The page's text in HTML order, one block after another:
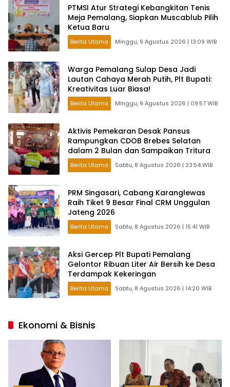
PTMSI Atur Strategi Kebangkitan Tenis
Meja Pemalang, Siapkan Muscablub Pilih
Ketua Baru
Berita Utama Minggu, 9 Agustus 2026 | 13:09 WIB
Warga Pemalang Sulap Desa Jadi
Lautan Cahaya Merah Putih, Plt Bupati:
Kreativitas Luar Biasa!
Berita Utama Minggu, 9 Agustus 2026 | 09:57 WIB
Aktivis Pemekaran Desak Pansus
Rampungkan CDOB Brebes Selatan
dalam 2 Bulan dan Sampaikan Tritura
Berita Utama Sabtu, 8 Agustus 2026 | 23:54 WIB
PRM Singasari, Cabang Karanglewas
Raih Tiket 9 Besar Final CRM Unggulan
Jateng 2026
Berita Utama Sabtu, 8 Agustus 2026 | 15:41 WIB
Aksi Gercep Plt Bupati Pemalang
Gelontor Ribuan Liter Air Bersih ke Desa
Terdampak Kekeringan
Berita Utama Sabtu, 8 Agustus 2026 | 14:20 WIB
Ekonomi & Bisnis